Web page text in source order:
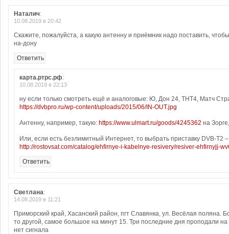
Наталич:
10.08.2019 в 20:42
Скажите, пожалуйста, а какую антенну и приёмник надо поставить,
на-дону
Ответить
карта.ртрс.рф:
10.08.2019 в 22:13
ну если только смотреть ещё и аналоговые: Ю, Дон 24, ТНТ4, Матч
https://dvbpro.ru/wp-content/uploads/2015/06/IN-OUT.jpg
Антенну, например, такую: https://www.ulmart.ru/goods/4245362 на
Или, если есть безлимитный Интернет, то выбрать приставку DVB-T2
http://rostovsat.com/catalog/ehfirnye-i-kabelnye-resivery/resiver-ehfirnyjj-
Ответить
Светлана:
14.08.2019 в 11:21
Приморский край, Хасанский район, пгт Славянка, ул. Весёлая поляна.
то другой, самое большое на минут 15. Три последние дня проподали
нет сигнала